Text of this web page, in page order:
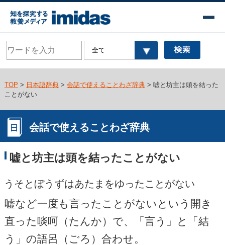
TOP > 日本語辞典> 会話で使えることわざ辞典> 嘘と坊主は頭を結った
ことがない
会話で使えることわざ辞典
嘘と坊主は頭を結ったことがない
うそとぼうずはあたまをゆったことがない
嘘など一度も言ったことがないという開き
直った啖呵（たんか）で、「言う」と「結
う」の語呂（ごろ）合わせ。